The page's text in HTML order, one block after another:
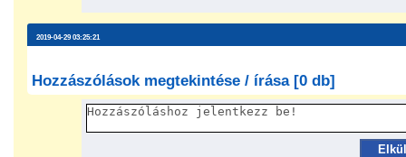
2019-04-29 03:25:21
Hozzászólások megtekintése / írása [0 db]